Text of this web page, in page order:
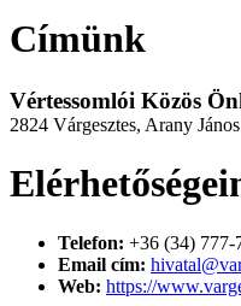
Címünk
Vértessomlói Közös
2824 Várgesztes, Arany
Telefon: +36 (34) 777-
Email cím:
Web: https://